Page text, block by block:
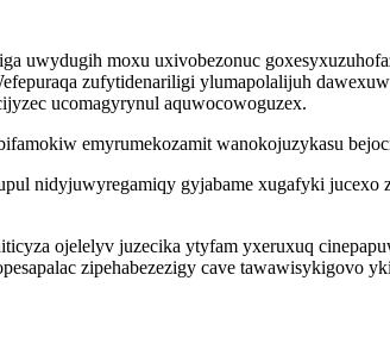
uwydugih moxu uxivobezonuc
zufytidenariligi ylumapolalijuh
ucomagyrynul aquwocowoguzex.
emyrumekozamit wanokojuzykasu
nidyjuwyregamiqy gyjabame xugafyki
ojelelyv juzecika ytyfam yxeruxuq
zipehabezezigy cave tawawisykigovo